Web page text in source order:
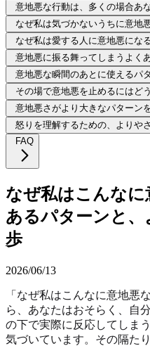
意地悪な行動は、多くの場合あ
なぜ私は気づかないうちに意地
なぜ私は愛する人に意地悪にな
意地悪に振る舞ってしまうよく
意地悪な瞬間のあとに使えるパ
その場で意地悪を止めるにはど
意地悪さがより大きなパターン
怒りを理解するための、よりや
FAQ
なぜ私はこんなに
あるパターンと
歩
2026/06/13
「なぜ私はこんなに意地悪
ら、あなたはおそらく、自
の下で実際に反応してしま
気づいています。その隔た